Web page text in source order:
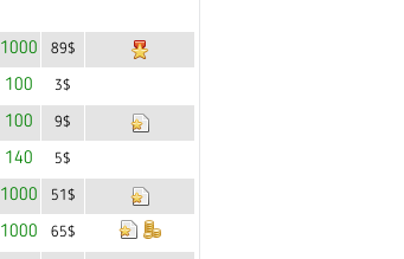
1000 89$
100 3$
100 9$
140 5$
1000 51$
1000 65$